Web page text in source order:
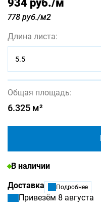
934 руб./м
778 руб./м2
Длина листа:
5.5
Общая площадь:
6.325 м²
В наличии
Доставка
Подробнее
Привезём 8 августа